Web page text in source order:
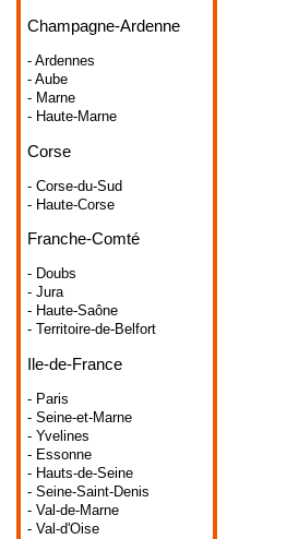
Champagne-Ardenne
- Ardennes
- Aube
- Marne
- Haute-Marne
Corse
- Corse-du-Sud
- Haute-Corse
Franche-Comté
- Doubs
- Jura
- Haute-Saône
- Territoire-de-Belfort
Ile-de-France
- Paris
- Seine-et-Marne
- Yvelines
- Essonne
- Hauts-de-Seine
- Seine-Saint-Denis
- Val-de-Marne
- Val-d'Oise